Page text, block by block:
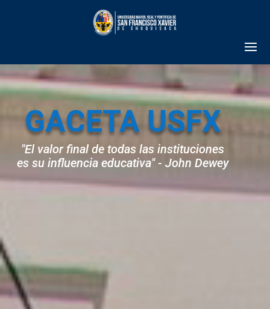
GACETA USFX
"El valor final de todas las instituciones
es su influencia educativa" - John Dewey